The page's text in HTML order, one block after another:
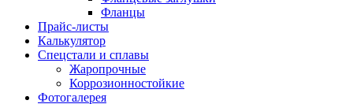
Фланцы
Прайс-листы
Калькулятор
Спецстали и сплавы
Жаропрочные
Коррозионностойкие
Фотогалерея